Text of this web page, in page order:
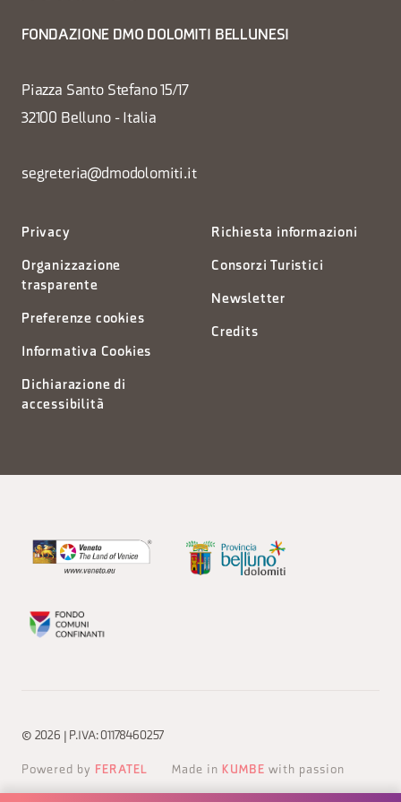
FONDAZIONE DMO DOLOMITI BELLUNESI
Piazza Santo Stefano 15/17
32100 Belluno - Italia
segreteria@dmodolomiti.it
Privacy
Organizzazione
trasparente
Preferenze cookies
Informativa Cookies
Dichiarazione di
accessibilità
Richiesta informazioni
Consorzi Turistici
Newsletter
Credits
© 2026 | P.IVA: 01178460257
Powered by FERATEL Made in KUMBE with passion